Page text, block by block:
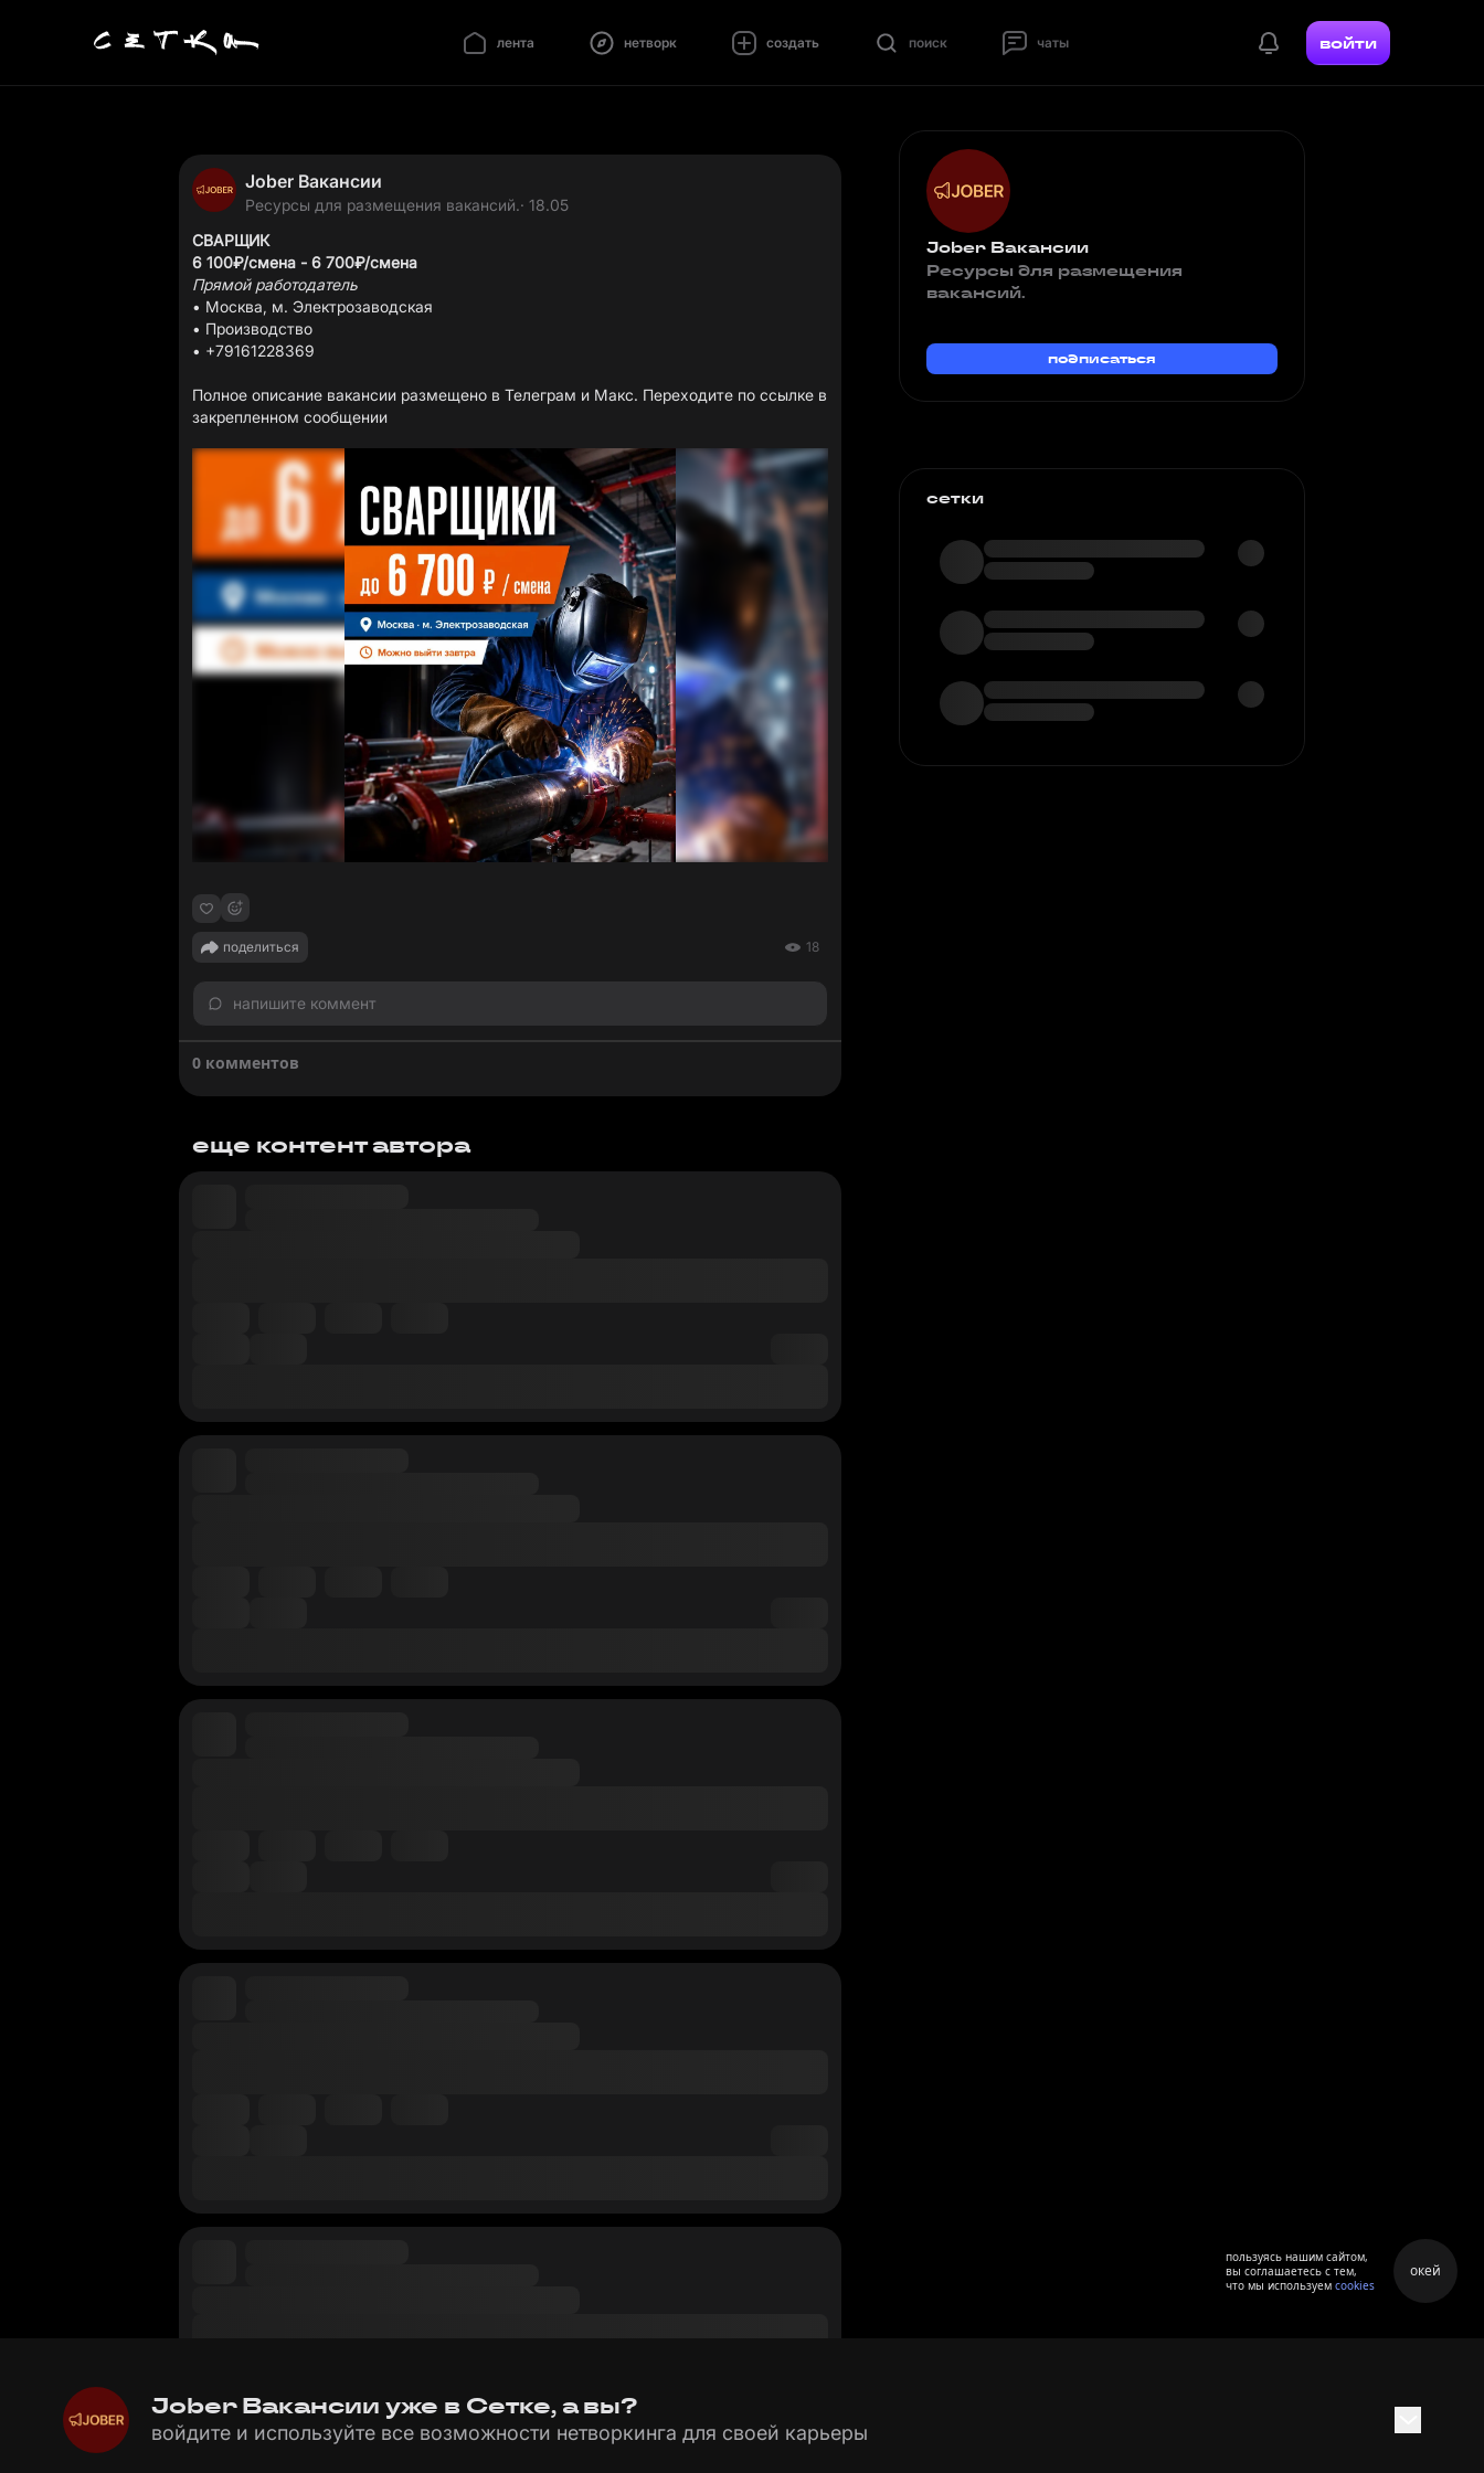
лента нетворк создать поиск чаты войти
Jober Вакансии
Ресурсы для размещения вакансий.· 18.05
СВАРЩИК
6 100₽/смена - 6 700₽/смена
Прямой работодатель
• Москва, м. Электрозаводская
• Производство
• +79161228369
Полное описание вакансии размещено в Телеграм и Макс. Переходите по ссылке в
закрепленном сообщении
поделиться 18
напишите коммент
0 комментов
еще контент автора
Jober Вакансии
Ресурсы для размещения
вакансий.
подписаться
сетки
Jober Вакансии уже в Сетке, а вы?
войдите и используйте все возможности нетворкинга для своей карьеры
пользуясь нашим сайтом,
вы соглашаетесь с тем,
что мы используем cookies
окей